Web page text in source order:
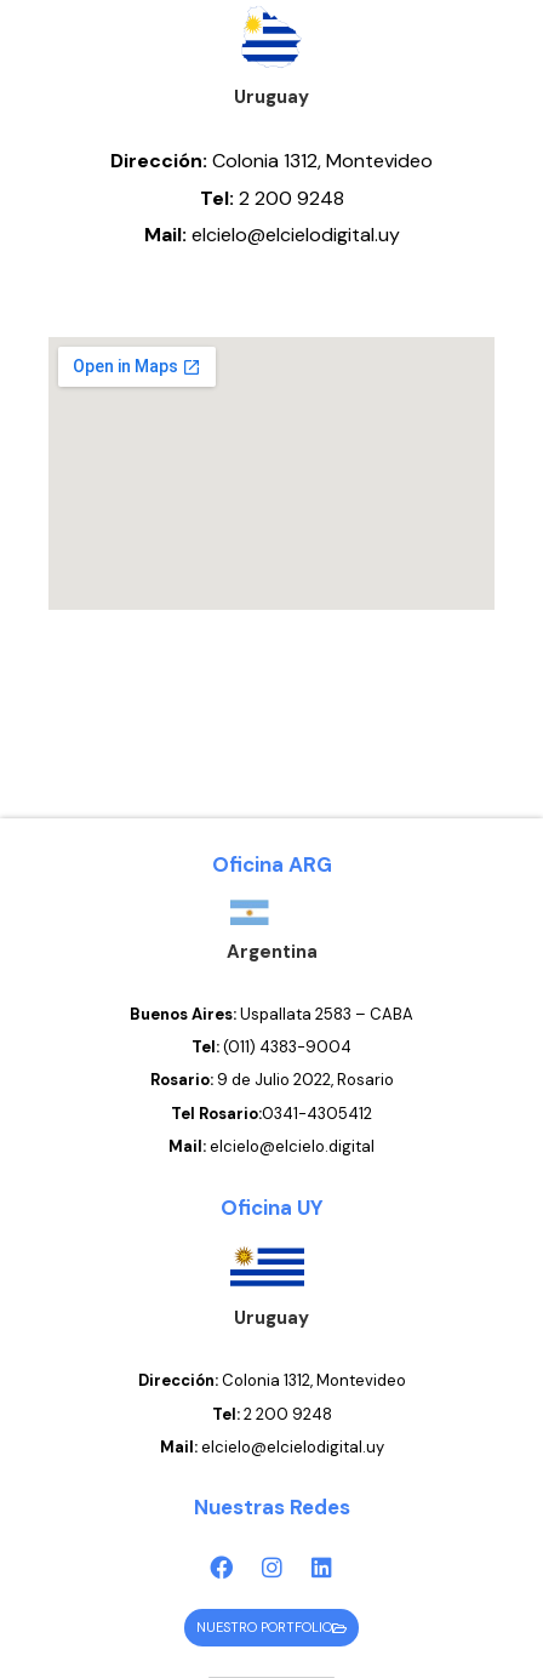
Uruguay
Dirección: Colonia 1312, Montevideo
Tel: 2 200 9248
Mail: elcielo@elcielodigital.uy
Oficina ARG
Argentina
Buenos Aires:Uspallata 2583 – CABA
Tel:(011) 4383-9004
Rosario: 9 de Julio 2022, Rosario
Tel Rosario:0341-4305412
Mail:elcielo@elcielo.digital
Oficina UY
Uruguay
Dirección:Colonia 1312, Montevideo
Tel:2 200 9248
Mail:elcielo@elcielodigital.uy
Nuestras Redes
NUESTRO PORTFOLIO